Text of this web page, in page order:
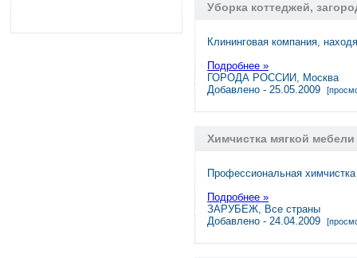
Уборка коттеджей,
Клининговая компания,
Подробнее »
ГОРОДА РОССИИ, Москва
Добавлено - 25.05.2009
Химчистка мягкой
Профессиональная
Подробнее »
ЗАРУБЕЖ, Все страны
Добавлено - 24.04.2009